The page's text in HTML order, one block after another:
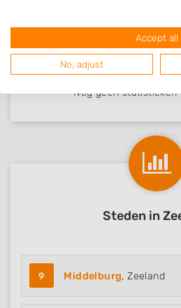
Beoordelingen
Nog geen statistieken
Steden in
9 Middelburg, Zeeland
Accept all
No, adjust